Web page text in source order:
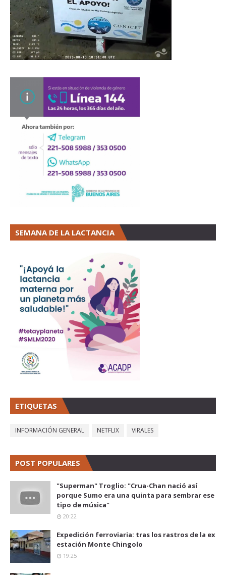
SEMANA DE LA LACTANCIA
ETIQUETAS
INFORMACIÓN GENERAL NETFLIX VIRALES
POST POPULARES
"Superman" Troglio: "Crua-Chan nació así
porque Sumo era una quinta para sembrar ese
tipo de música"
20:22
Expedición ferroviaria: tras los rastros de la ex
estación Monte Chingolo
19:25